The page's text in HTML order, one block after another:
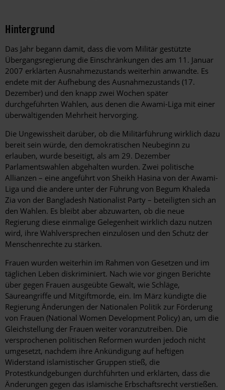
Hintergrund
Das Jahr begann damit, dass die vom Militär gestützte
Übergangsregierung die Einschränkungen des am 11. Januar
2007 erklärten Ausnahmezustands weiterhin anwandte. Es
endete mit der Aufhebung des Ausnahmezustands (17.
Dezember) und den knapp zwei Wochen später
durchgeführten Wahlen, aus denen die Awami-Liga mit einer
überwältigenden Mehrheit hervorging.
Die Ungewissheit darüber, ob die Militärführung wirklich dazu
bereit sein würde, den demokratischen Neubeginn zu
erlauben, wurde beseitigt, als am 29. Dezember
Parlamentswahlen abgehalten wurden. Zwei politische
Allianzen – eine angeführt von Sheikh Hasina von der Awami-
Liga und die andere unter der Führung von Begum Khaleda
Zia von der Bangladesh Nationalist Party – beteiligten sich an
den Wahlen. Es bleibt aber abzuwarten, ob die neue
Regierung diese einmalige Gelegenheit wirklich dazu nutzen
wird, ihre Wahlversprechen einzulösen und den Schutz der
Menschenrechte zu stärken.
Frauen wurden weiterhin im Rahmen von Gesetzen und im
täglichen Leben diskriminiert. Nach wie vor gingen Berichte
über gegen Frauen ausgeübte Gewalt, wie Schläge,
Säureangriffe und Mitgiftmorde, ein. Im März kündigte die
Regierung Änderungen der Nationalen Politik zur Förderung
von Frauen (National Women Development Policy) an, um die
Gleichstellung der Frauen weiter voranzutreiben. Die
versprochenen politischen Reformen wurden jedoch nicht
umgesetzt, nachdem ihre Ankündigung auf heftigen
Widerstand islamistischer Gruppen stieß, die
Protestkundgebungen durchführten und erklärten, dass die
Änderungen gegen das islamische Erbschaftsrecht verstießen.